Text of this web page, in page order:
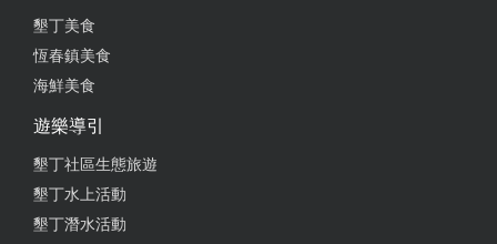
墾丁美食
恆春鎮美食
海鮮美食
遊樂導引
墾丁社區生態旅遊
墾丁水上活動
墾丁潛水活動